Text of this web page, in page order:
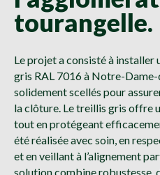
tourangelle.
Le projet a consisté à installer
gris RAL 7016 à Notre-Dame-
solidement scellés pour
la clôture. Le treillis gris offre
tout en protégeant
été réalisée avec soin, en
et en veillant à l’alignement
solution combine